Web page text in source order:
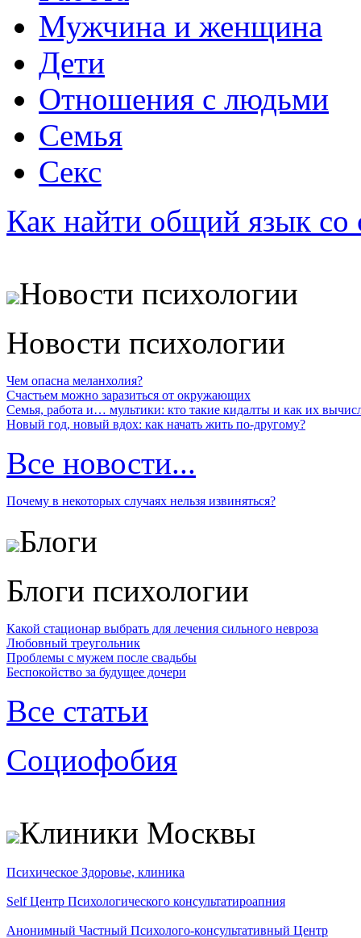
Мужчина и женщина
Дети
Отношения с людьми
Семья
Секс
Как найти общий язык со
Новости психологии
Новости психологии
Чем опасна меланхолия?
Счастьем можно заразиться от окружающих
Семья, работа и… мультики: кто такие кидалты и как их
Новый год, новый вдох: как начать жить по-другому?
Все новости...
Почему в некоторых случаях нельзя извиняться?
Блоги
Блоги психологии
Какой стационар выбрать для лечения сильного невроза
Любовный треугольник
Проблемы с мужем после свадьбы
Беспокойство за будущее дочери
Все статьи
Социофобия
Клиники Москвы
Психическое Здоровье, клиника
Self Центр Психологического консультатироапния
Анонимный Частный Психолого-консультативный Центр